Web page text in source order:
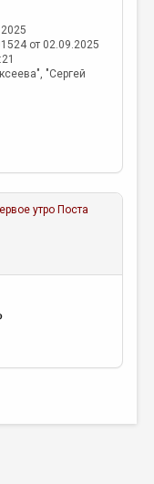
от 02.09.2025
"Сергей
утро Поста